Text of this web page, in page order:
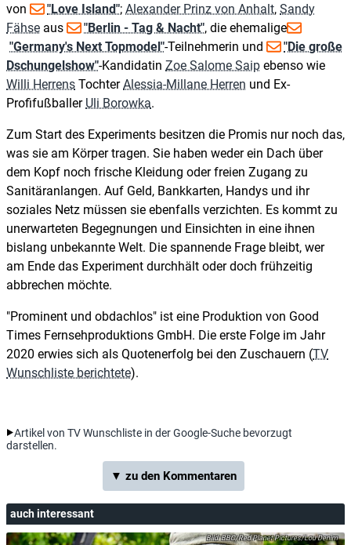
von
"Love Island"; Alexander Prinz von Anhalt, Sandy
Fähse aus "Berlin - Tag & Nacht", die ehemalige
"Germany's Next Topmodel"-Teilnehmerin und
"Die große
Dschungelshow"-Kandidatin Zoe Salome Saip ebenso wie
Willi Herrens TochterAlessia-Millane Herren und Ex-
Profifußballer Uli Borowka.
Zum Start des Experiments besitzen die Promis nur noch das,
was sie am Körper tragen. Sie haben weder ein Dach über
dem Kopf noch frische Kleidung oder freien Zugang zu
Sanitäranlangen. Auf Geld, Bankkarten, Handys und ihr
soziales Netz müssen sie ebenfalls verzichten. Es kommt zu
unerwarteten Begegnungen und Einsichten in eine ihnen
bislang unbekannte Welt. Die spannende Frage bleibt, wer
am Ende das Experiment durchhält oder doch frühzeitig
abbrechen möchte.
"Prominent und obdachlos" ist eine Produktion von Good
Times Fernsehproduktions GmbH. Die erste Folge im Jahr
2020 erwies sich als Quotenerfolg bei den Zuschauern (TV
Wunschliste berichtete).
Artikel von TV Wunschliste in der Google-Suche bevorzugt
darstellen.
▼ zu den Kommentaren
auch interessant
BBC/Red Planet Pictures/Lou Denim